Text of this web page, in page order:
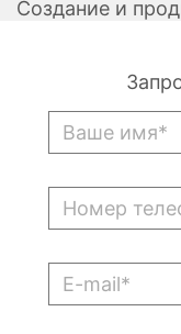
Создание и